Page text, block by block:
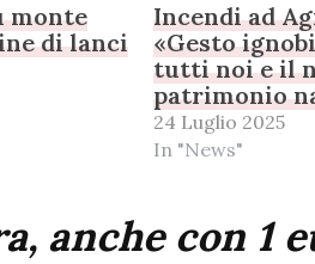
monte
di lanci
Incendi ad
«Gesto
tutti noi e il
patrimonio
24 Luglio 2025
In "News"
anche con 1